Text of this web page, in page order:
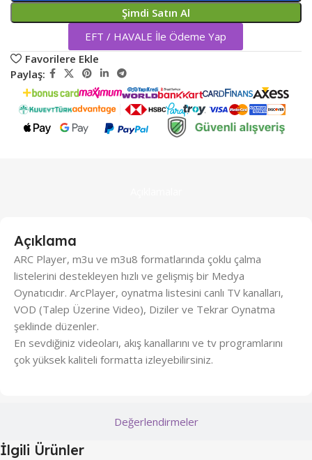
Şimdi Satın Al
EFT / HAVALE İle Ödeme Yap
Favorilere Ekle
Paylaş:
Değerlendirmeler
Açıklama
ARC Player, m3u ve m3u8 formatlarında çoklu çalma
listelerini destekleyen hızlı ve gelişmiş bir Medya
Oynatıcıdır. ArcPlayer, oynatma listesini canlı TV kanalları,
VOD (Talep Üzerine Video), Diziler ve Tekrar Oynatma
şeklinde düzenler.
En sevdiğiniz videoları, akış kanallarını ve tv programlarını
çok yüksek kaliteli formatta izleyebilirsiniz.
İlgili Ürünler